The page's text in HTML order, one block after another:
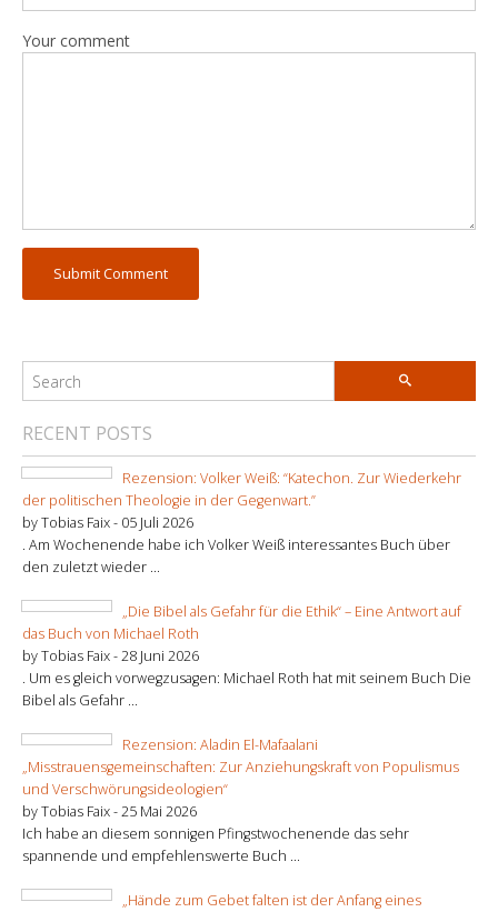
Your comment
RECENT POSTS
Rezension: Volker Weiß: “Katechon. Zur Wiederkehr
der politischen Theologie in der Gegenwart.”
by Tobias Faix - 05 Juli 2026
. Am Wochenende habe ich Volker Weiß interessantes Buch über
den zuletzt wieder ...
„Die Bibel als Gefahr für die Ethik“ – Eine Antwort auf
das Buch von Michael Roth
by Tobias Faix -28 Juni 2026
. Um es gleich vorwegzusagen: Michael Roth hat mit seinem Buch Die
Bibel als Gefahr ...
Rezension: Aladin El-Mafaalani
„Misstrauensgemeinschaften: Zur Anziehungskraft von Populismus
und Verschwörungsideologien“
by Tobias Faix -25 Mai 2026
Ich habe an diesem sonnigen Pfingstwochenende das sehr
spannende und empfehlenswerte Buch ...
„Hände zum Gebet falten ist der Anfang eines